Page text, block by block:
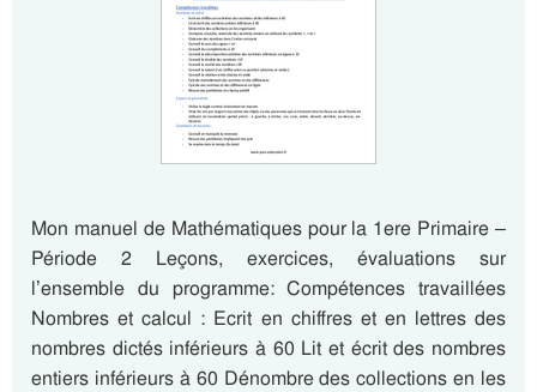
Mon manuel de Mathématiques pour la 1ere Primaire –
Période 2 Leçons, exercices, évaluations sur
l’ensemble du programme: Compétences travaillées
Nombres et calcul : Ecrit en chiffres et en lettres des
nombres dictés inférieurs à 60 Lit et écrit des nombres
entiers inférieurs à 60 Dénombre des collections en les